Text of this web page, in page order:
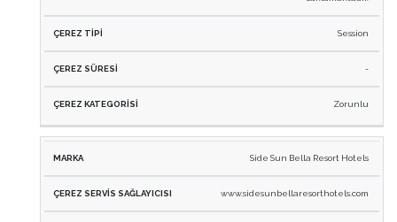
Session
-
Zorunlu
Side Sun Bella Resort Hotels
www.sidesunbellaresorthotels.com